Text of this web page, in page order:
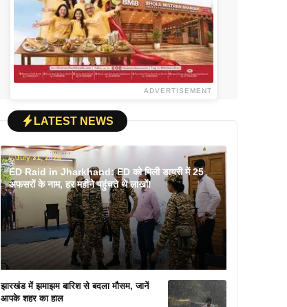
ADVERTISEMENT
LATEST NEWS
July 31, 2026
ED Raid in Jharkhand: ED को मिली डायरी में 25
अफसरों के नाम, हर महीने पहुंचते थे लाखों!
झारखंड में झमाझम बारिश से बदला मौसम, जानें
आपके शहर का हाल